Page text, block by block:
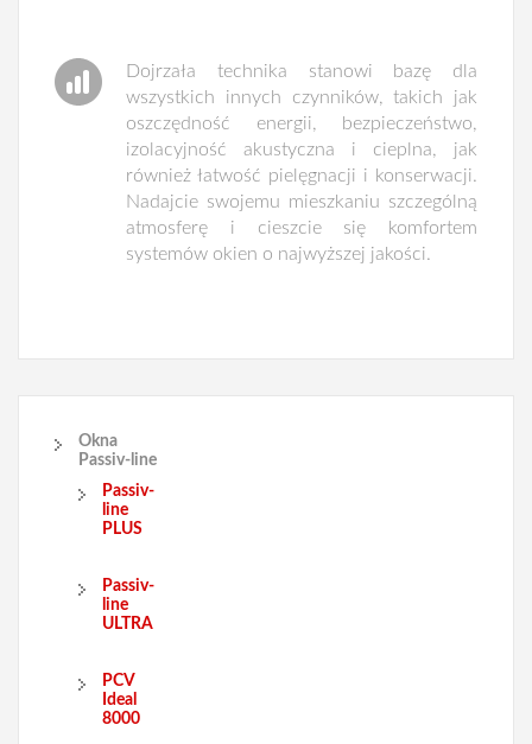
Dojrzała technika stanowi bazę dla
wszystkich innych czynników, takich jak
oszczędność energii, bezpieczeństwo,
izolacyjność akustyczna i cieplna, jak
również łatwość pielęgnacji i konserwacji.
Nadajcie swojemu mieszkaniu szczególną
atmosferę i cieszcie się komfortem
systemów okien o najwyższej jakości.
Okna
Passiv-line
Passiv-
line
PLUS
Passiv-
line
ULTRA
PCV
Ideal
8000